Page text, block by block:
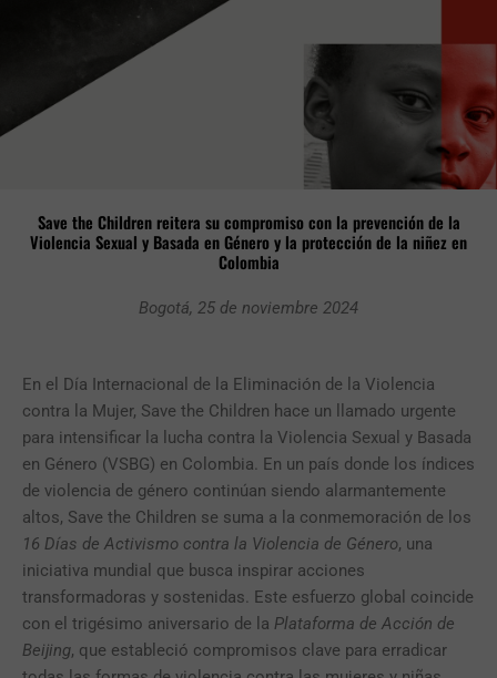
Save the Children reitera su compromiso con la prevención de la
Violencia Sexual y Basada en Género y la protección de la niñez en
Colombia
Bogotá, 25 de noviembre 2024
En el Día Internacional de la Eliminación de la Violencia
contra la Mujer, Save the Children hace un llamado urgente
para intensificar la lucha contra la Violencia Sexual y Basada
en Género (VSBG) en Colombia. En un país donde los índices
de violencia de género continúan siendo alarmantemente
altos, Save the Children se suma a la conmemoración de los
16 Días de Activismo contra la Violencia de Género, una
iniciativa mundial que busca inspirar acciones
transformadoras y sostenidas. Este esfuerzo global coincide
con el trigésimo aniversario de la Plataforma de Acción de
Beijing, que estableció compromisos clave para erradicar